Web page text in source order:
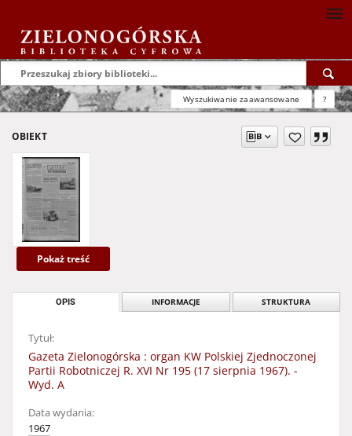
Wyszukiwanie zaawansowane ?
OBIEKT
Pokaż treść
OPIS INFORMACJE STRUKTURA
Tytuł:
Gazeta Zielonogórska : organ KW Polskiej Zjednoczonej
Partii Robotniczej R. XVI Nr 195 (17 sierpnia 1967). -
Wyd. A
Data wydania:
1967